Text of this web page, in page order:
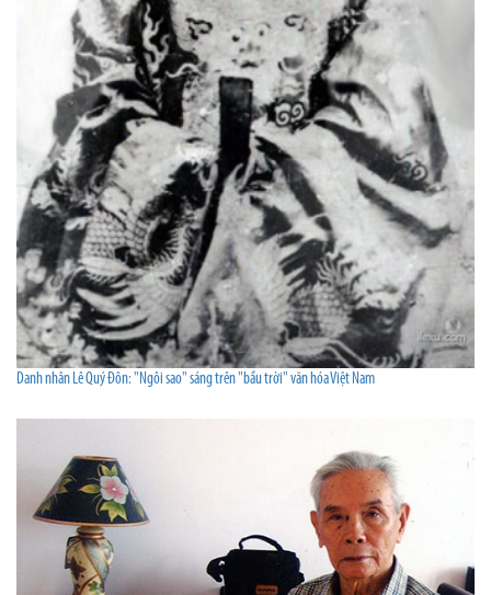
Danh nhân Lê Quý Đôn: "Ngôi sao" sáng trên "bầu trời" văn hóa Việt Nam